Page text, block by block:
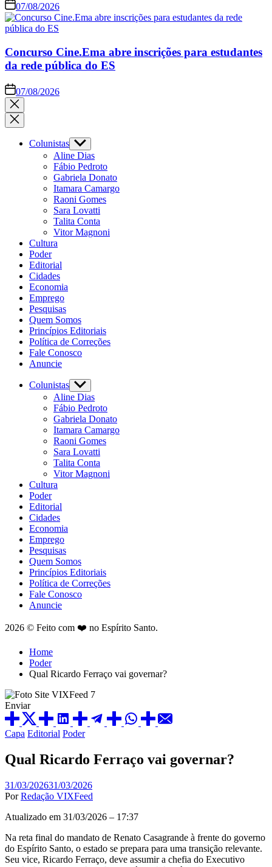
07/08/2026
Concurso Cine.Ema abre inscrições para estudantes
da rede pública do ES
07/08/2026
Colunistas
Aline Dias
Fábio Pedroto
Gabriela Donato
Itamara Camargo
Raoni Gomes
Sara Lovatti
Talita Conta
Vitor Magnoni
Cultura
Poder
Editorial
Cidades
Economia
Emprego
Pesquisas
Quem Somos
Princípios Editoriais
Política de Correções
Fale Conosco
Anuncie
Colunistas
Aline Dias
Fábio Pedroto
Gabriela Donato
Itamara Camargo
Raoni Gomes
Sara Lovatti
Talita Conta
Vitor Magnoni
Cultura
Poder
Editorial
Cidades
Economia
Emprego
Pesquisas
Quem Somos
Princípios Editoriais
Política de Correções
Fale Conosco
Anuncie
2026 © Feito com ❤️ no Espírito Santo.
Home
Poder
Qual Ricardo Ferraço vai governar?
Enviar
Capa Editorial Poder
Qual Ricardo Ferraço vai governar?
31/03/202631/03/2026
Por Redação VIXFeed
Atualizado em 31/03/2026 – 17:37
Na reta final do mandato de Renato Casagrande à frente do governo
do Espírito Santo, o estado se prepara para uma transição relevante.
Seu vice, Ricardo Ferraço, deve assumir a chefia do Executivo